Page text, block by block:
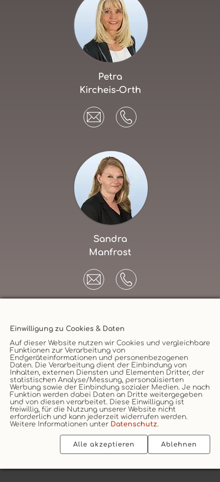
Einwilligung zu Cookies & Daten
Auf dieser Website nutzen wir Cookies und vergleichbare
Funktionen zur Verarbeitung von
Endgeräteinformationen und personenbezogenen
Daten. Die Verarbeitung dient der Einbindung von
Inhalten, externen Diensten und Elementen Dritter, der
statistischen Analyse/Messung, personalisierten
Werbung sowie der Einbindung sozialer Medien. Je nach
Funktion werden dabei Daten an Dritte weitergegeben
und von diesen verarbeitet. Diese Einwilligung ist
freiwillig, für die Nutzung unserer Website nicht
erforderlich und kann jederzeit widerrufen werden.
Weitere Informationen unter Datenschutz.
Alle akzeptieren Ablehnen
Petra
Kircheis-Orth
Sandra
Manfrost
Versicherungsmakler
Vertrag widerruf
Unternehmen
AGB
Datenschutz
Impressum
Erstinformation
Cookie
2026 © vs vergleichen-und-sparen GmbH